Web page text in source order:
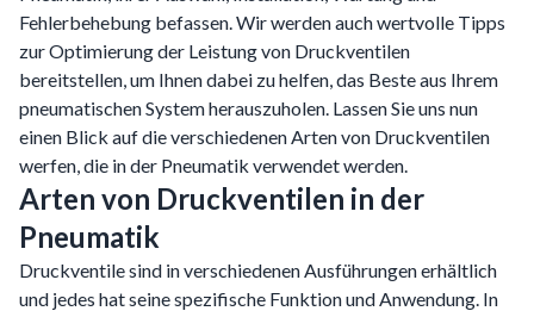
Fehlerbehebung befassen. Wir werden auch wertvolle Tipps
zur Optimierung der Leistung von Druckventilen
bereitstellen, um Ihnen dabei zu helfen, das Beste aus Ihrem
pneumatischen System herauszuholen. Lassen Sie uns nun
einen Blick auf die verschiedenen Arten von Druckventilen
werfen, die in der Pneumatik verwendet werden.
Arten von Druckventilen in der
Pneumatik
Druckventile sind in verschiedenen Ausführungen erhältlich
und jedes hat seine spezifische Funktion und Anwendung. In